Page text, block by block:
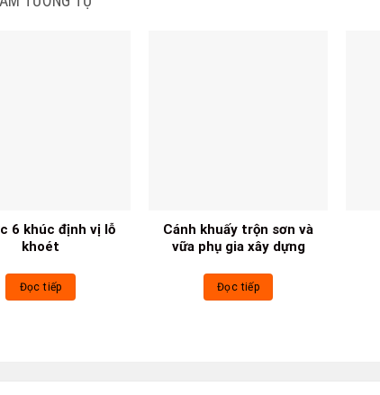
6 khúc định vị lỗ
khoét
Đọc tiếp
Cánh khuấy trộn sơn và
vữa phụ gia xây dựng
Đọc tiếp